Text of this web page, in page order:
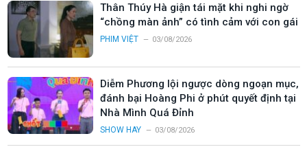
Thân Thúy Hà giận tái mặt khi nghi ngờ
“chồng màn ảnh” có tình cảm với con gái
PHIM VIỆT 03/08/2026
Diễm Phương lội ngược dòng ngoạn mục,
đánh bại Hoàng Phi ở phút quyết định tại
Nhà Mình Quá Đỉnh
SHOW HAY 03/08/2026